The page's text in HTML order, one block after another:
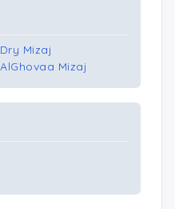
Mizaj
Mizaj